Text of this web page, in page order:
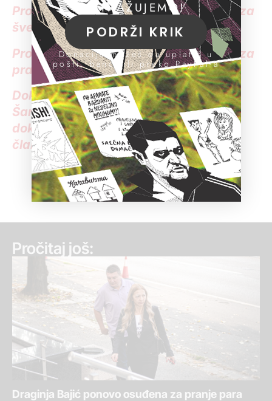
Pročitajte sve vesti sa suđenja Šariću za
šverc kokaina
Pročitajte sve vesti sa suđenja Šariću za
pranje novca
Dokumentaciju o postupcima protiv
Šarića možete pronaći u našoj bazi
dokumenata (samo za registrovane
članove)
Pročitaj još:
Draginja Bajić ponovo osuđena za pranje para
ISTRAŽUJEMO!
PODRŽI KRIK
Donacije možeš da uplatiš u
pošti, banci ili preko PayPal-a